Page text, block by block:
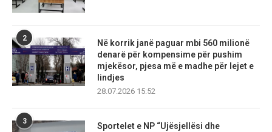
2
Në korrik janë paguar mbi 560 milionë
denarë për kompensime për pushim
mjekësor, pjesa më e madhe për lejet e
lindjes
28.07.2026 15:52
3
Sportelet e NP “Ujësjellësi dhe